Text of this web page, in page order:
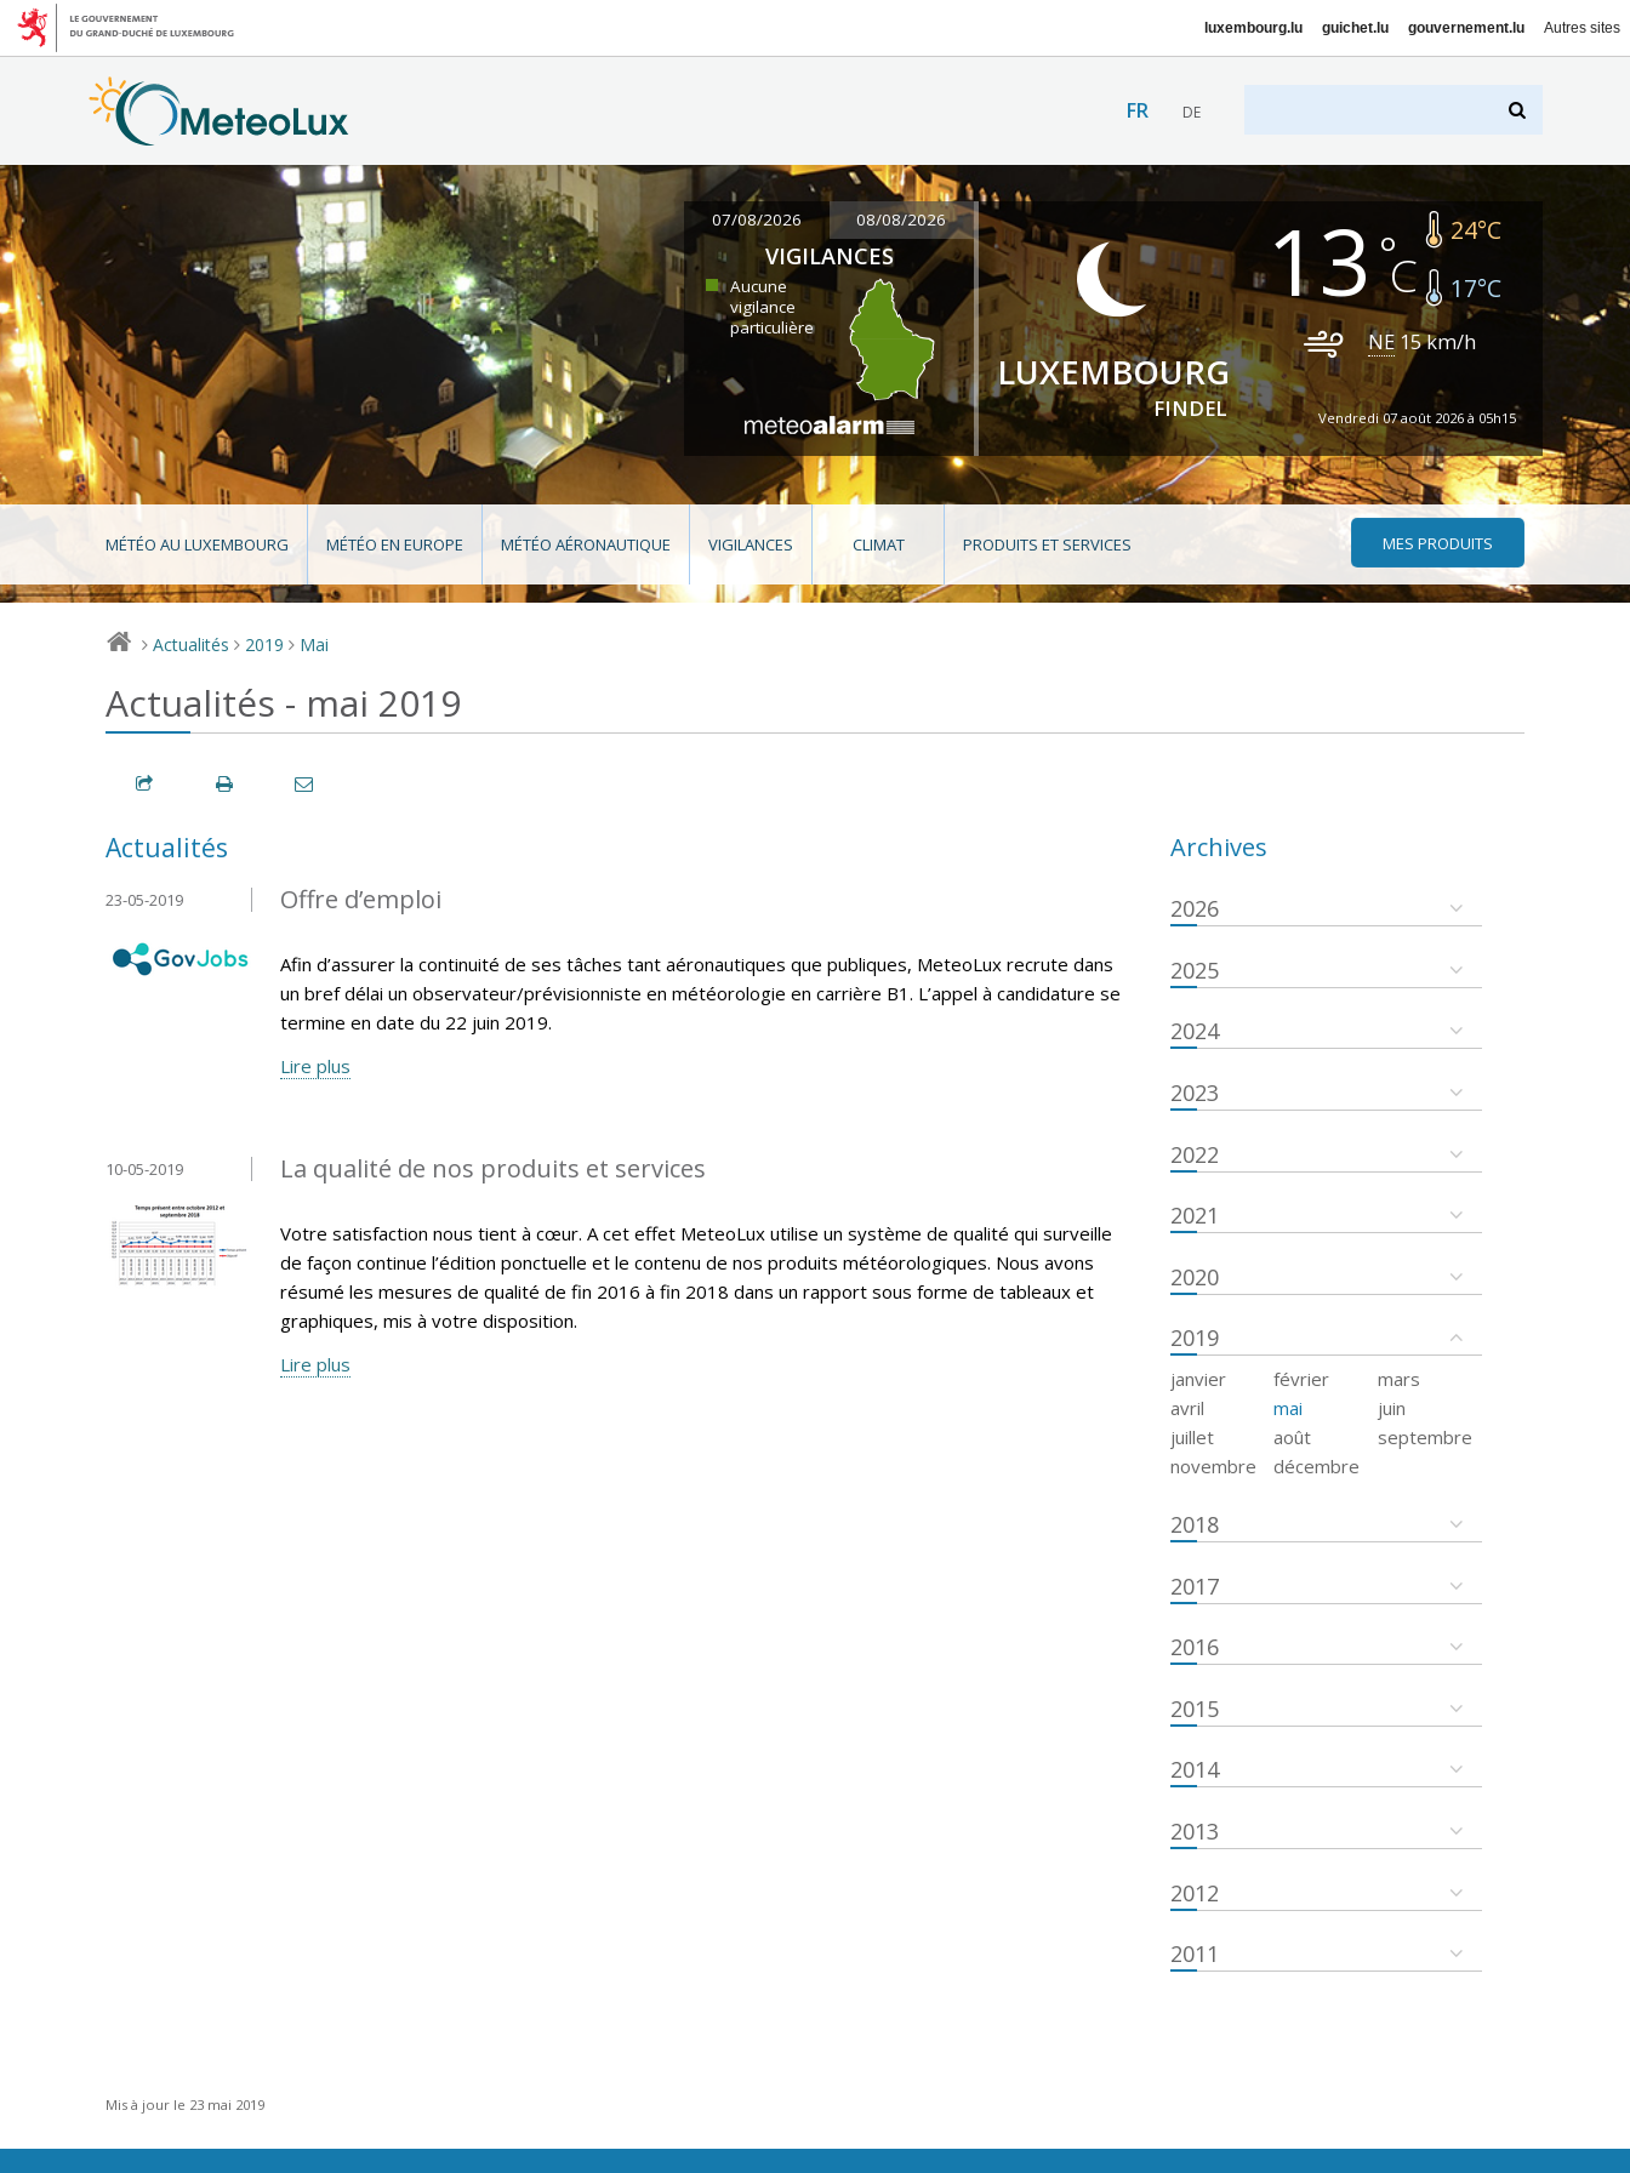
luxembourg.lu guichet.lu gouvernement.lu Autres sites
FR DE
07/08/2026 08/08/2026
VIGILANCES
Aucune
vigilance
particulière
LUXEMBOURG
FINDEL
13 24°C
17°C
NE 15km/h
Vendredi 07 août 2026 à 05h15
MÉTÉO AU LUXEMBOURG MÉTÉO EN EUROPE MÉTÉO AÉRONAUTIQUE VIGILANCES CLIMAT PRODUITS ET SERVICES MES PRODUITS
> Actualités > 2019 > Mai
Actualités - mai 2019
Actualités
Offre d’emploi
23-05-2019
Afin d’assurer la continuité de ses tâches tant aéronautiques que publiques, MeteoLux recrute dans
un bref délai un observateur/prévisionniste en météorologie en carrière B1. L’appel à candidature se
termine en date du 22 juin 2019.
Lire plus
La qualité de nos produits et services
10-05-2019
Votre satisfaction nous tient à cœur. A cet effet MeteoLux utilise un système de qualité qui surveille
de façon continue l’édition ponctuelle et le contenu de nos produits météorologiques. Nous avons
résumé les mesures de qualité de fin 2016 à fin 2018 dans un rapport sous forme de tableaux et
graphiques, mis à votre disposition.
Lire plus
Archives
2026
2025
2024
2023
2022
2021
2020
2019
janvier février
mars
avril
mai
juin
juillet
août
septembre
novembre
décembre
2018
2017
2016
2015
2014
2013
2012
2011
Mis à jour le 23 mai 2019